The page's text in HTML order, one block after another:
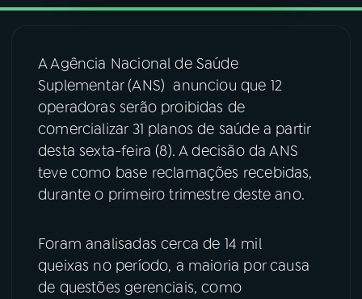
06VIDEOCASTS
07ÚLTIMAS
08FESTIVAL DE MÚSICA
ACOMPANHE A RÁDIO NACIONAL
YouTube Facebook
Instagram X
TikTok
A Agência Nacional de Saúde
Suplementar (ANS) anunciou que 12
operadoras serão proibidas de
comercializar 31 planos de saúde a partir
desta sexta-feira (8). A decisão da ANS
teve como base reclamações recebidas,
durante o primeiro trimestre deste ano.
Foram analisadas cerca de 14 mil
queixas no período, a maioria por causa
de questões gerenciais, como